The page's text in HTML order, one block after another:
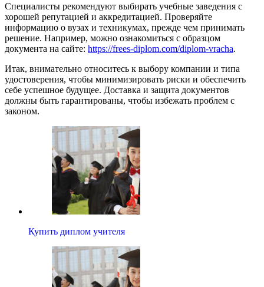
Специалисты рекомендуют выбирать учебные заведения с
хорошей репутацией и аккредитацией. Проверяйте
информацию о вузах и техникумах, прежде чем принимать
решение. Например, можно ознакомиться с образцом
документа на сайте: https://frees-diplom.com/diplom-vracha.
Итак, внимательно относитесь к выбору компании и типа
удостоверения, чтобы минимизировать риски и обеспечить
себе успешное будущее. Доставка и защита документов
должны быть гарантированы, чтобы избежать проблем с
законом.
Купить диплом учителя